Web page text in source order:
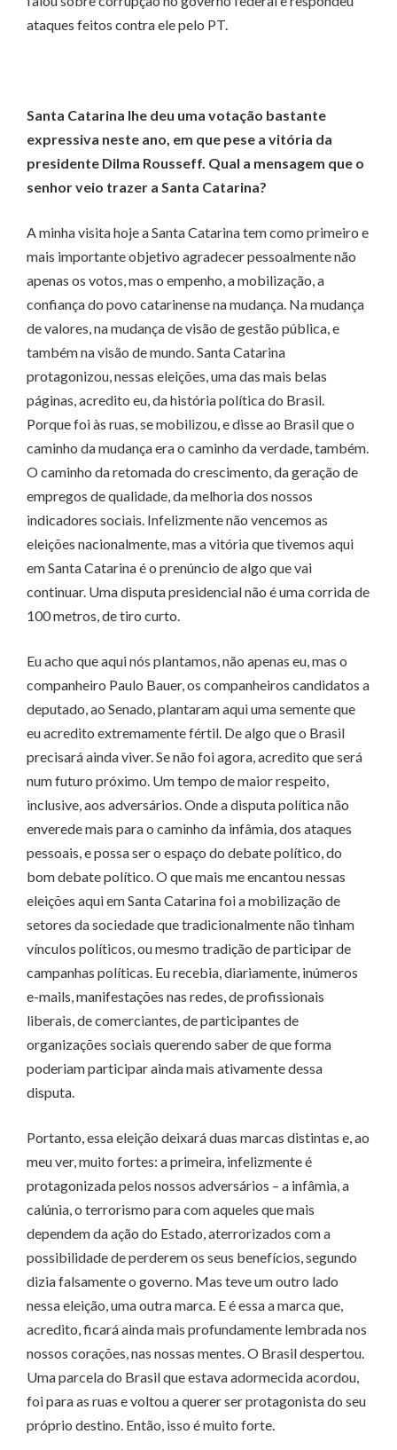
ataques feitos contra ele pelo PT.
Santa Catarina lhe deu uma votação bastante
expressiva neste ano, em que pese a vitória da
presidente Dilma Rousseff. Qual a mensagem que o
senhor veio trazer a Santa Catarina?
A minha visita hoje a Santa Catarina tem como primeiro e
mais importante objetivo agradecer pessoalmente não
apenas os votos, mas o empenho, a mobilização, a
confiança do povo catarinense na mudança. Na mudança
de valores, na mudança de visão de gestão pública, e
também na visão de mundo. Santa Catarina
protagonizou, nessas eleições, uma das mais belas
páginas, acredito eu, da história política do Brasil.
Porque foi às ruas, se mobilizou, e disse ao Brasil que o
caminho da mudança era o caminho da verdade, também.
O caminho da retomada do crescimento, da geração de
empregos de qualidade, da melhoria dos nossos
indicadores sociais. Infelizmente não vencemos as
eleições nacionalmente, mas a vitória que tivemos aqui
em Santa Catarina é o prenúncio de algo que vai
continuar. Uma disputa presidencial não é uma corrida de
100 metros, de tiro curto.
Eu acho que aqui nós plantamos, não apenas eu, mas o
companheiro Paulo Bauer, os companheiros candidatos a
deputado, ao Senado, plantaram aqui uma semente que
eu acredito extremamente fértil. De algo que o Brasil
precisará ainda viver. Se não foi agora, acredito que será
num futuro próximo. Um tempo de maior respeito,
inclusive, aos adversários. Onde a disputa política não
enverede mais para o caminho da infâmia, dos ataques
pessoais, e possa ser o espaço do debate político, do
bom debate político. O que mais me encantou nessas
eleições aqui em Santa Catarina foi a mobilização de
setores da sociedade que tradicionalmente não tinham
vínculos políticos, ou mesmo tradição de participar de
campanhas políticas. Eu recebia, diariamente, inúmeros
e-mails, manifestações nas redes, de profissionais
liberais, de comerciantes, de participantes de
organizações sociais querendo saber de que forma
poderiam participar ainda mais ativamente dessa
disputa.
Portanto, essa eleição deixará duas marcas distintas e, ao
meu ver, muito fortes: a primeira, infelizmente é
protagonizada pelos nossos adversários – a infâmia, a
calúnia, o terrorismo para com aqueles que mais
dependem da ação do Estado, aterrorizados com a
possibilidade de perderem os seus benefícios, segundo
dizia falsamente o governo. Mas teve um outro lado
nessa eleição, uma outra marca. E é essa a marca que,
acredito, ficará ainda mais profundamente lembrada nos
nossos corações, nas nossas mentes. O Brasil despertou.
Uma parcela do Brasil que estava adormecida acordou,
foi para as ruas e voltou a querer ser protagonista do seu
próprio destino. Então, isso é muito forte.